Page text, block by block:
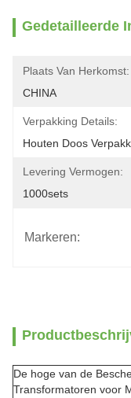
Gedetailleerde
Plaats Van Herkomst:
CHINA
Verpakking Details:
Houten Doos
Levering Vermogen:
1000sets
Markeren:
De hoge van de
Transformatoren voor